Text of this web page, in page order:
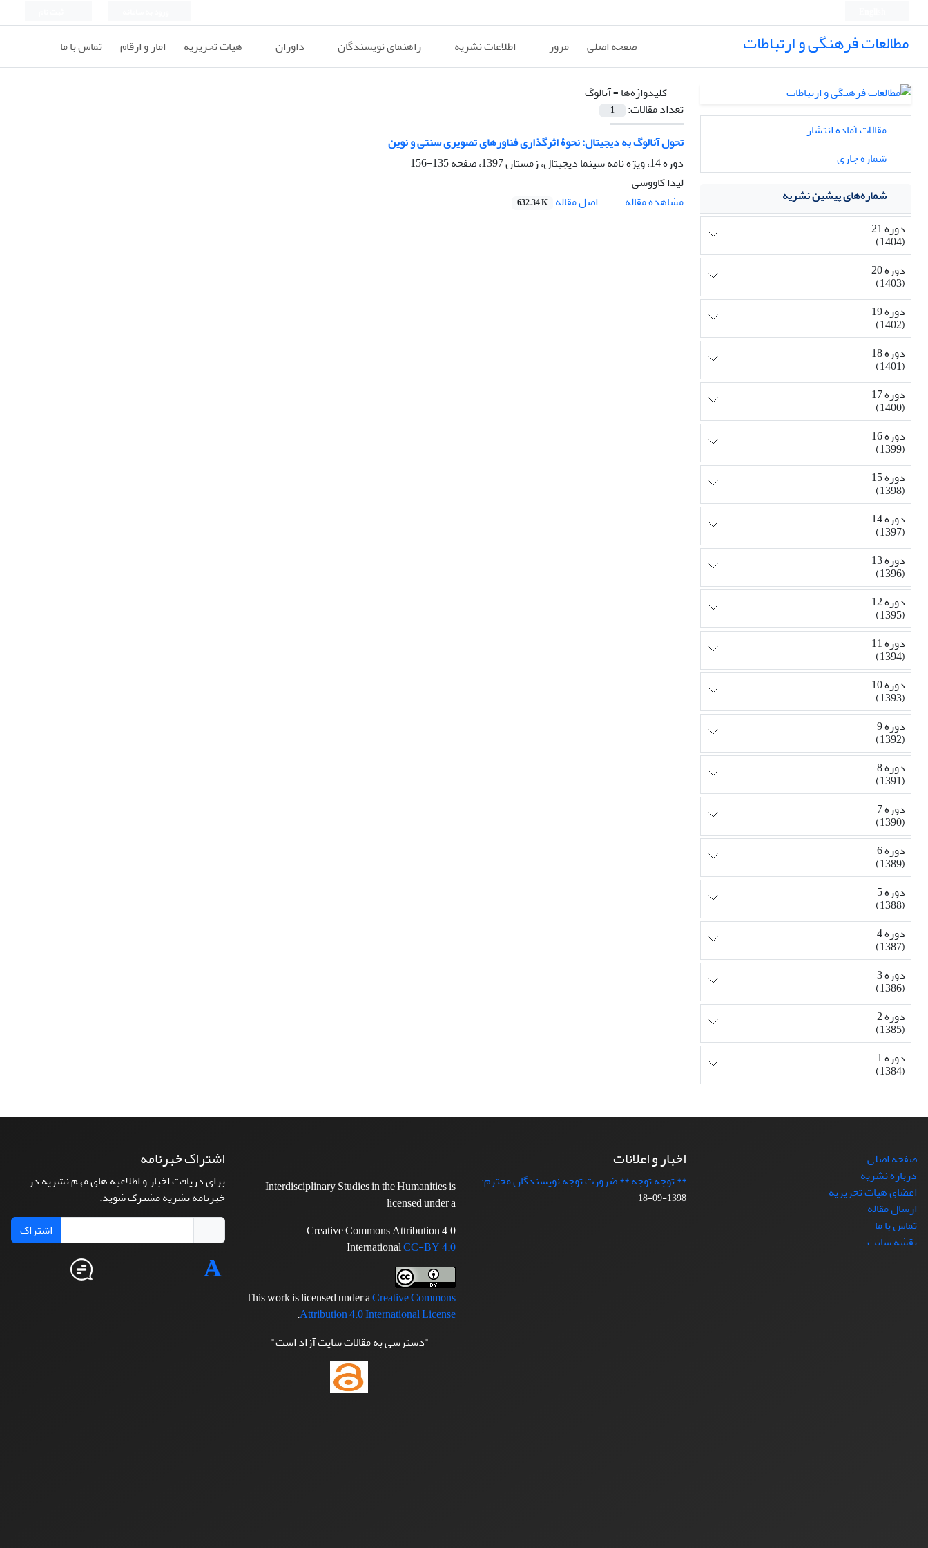
مطالعات فرهنگی و ارتباطات صفحه اصلی مرور اطلاعات نشریه راهنمای نویسندگان داوران هیات تحریریه امار و ارقام تماس با ما
کلیدواژه‌ها =آنالوگ
تعداد مقالات:
1
تحول آنالوگ به دیجیتال: نحوۀ اثرگذاری فناور‌های تصویری سنتی و نوین
دوره 14، ویژه نامه سینما دیجیتال، زمستان 1397، صفحه
135-156
لیدا کاووسی
مشاهده مقاله
اصل مقاله 632.34 K
مقالات آماده انتشار
شماره جاری
شماره‌های پیشین نشریه
دوره 21
(1404)
دوره 20
(1403)
دوره 19
(1402)
دوره 18
(1401)
دوره 17
(1400)
دوره 16
(1399)
دوره 15
(1398)
دوره 14
(1397)
دوره 13
(1396)
دوره 12
(1395)
دوره 11
(1394)
دوره 10
(1393)
دوره 9
(1392)
دوره 8
(1391)
دوره 7
(1390)
دوره 6
(1389)
دوره 5
(1388)
دوره 4
(1387)
دوره 3
(1386)
دوره 2
(1385)
دوره 1
(1384)
صفحه اصلی
درباره نشریه
اعضای هیات تحریریه
ارسال مقاله
تماس با ما
نقشه سایت
اخبار و اعلانات
** توجه توجه ** ضرورت توجه نویسندگان محترم:
1398-09-18
Interdisciplinary Studies in the Humanities is
licensed under a
Creative Commons Attribution 4.0
InternationalCC-BY 4.0
This work is licensed under aCreative Commons
Attribution 4.0 International License
.
"دسترسی به مقالات سایت آزاد است"
اشتراک خبرنامه
برای دریافت اخبار و اطلاعیه های مهم نشریه در
خبرنامه نشریه مشترک شوید.
اشتراک